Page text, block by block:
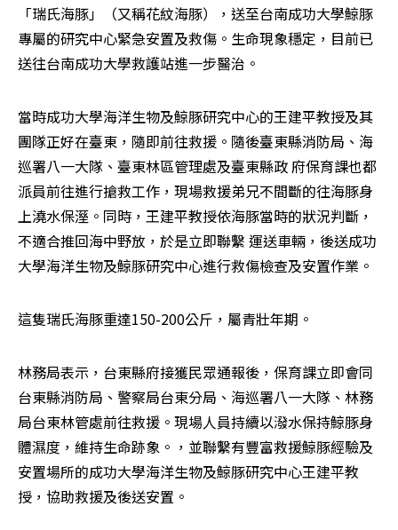
「瑞氏海豚」（又稱花紋海豚），送至台南成功大學鯨豚
專屬的研究中心緊急安置及救傷。生命現象穩定，目前已
送往台南成功大學救護站進一步醫治。
當時成功大學海洋生物及鯨豚研究中心的王建平教授及其
團隊正好在臺東，隨即前往救援。隨後臺東縣消防局、海
巡署八一大隊、臺東林區管理處及臺東縣政 府保育課也都
派員前往進行搶救工作，現場救援弟兄不間斷的往海豚身
上澆水保溼。同時，王建平教授依海豚當時的狀況判斷，
不適合推回海中野放，於是立即聯繫 運送車輛，後送成功
大學海洋生物及鯨豚研究中心進行救傷檢查及安置作業。
這隻瑞氏海豚重達150-200公斤，屬青壯年期。
林務局表示，台東縣府接獲民眾通報後，保育課立即會同
台東縣消防局、警察局台東分局、海巡署八一大隊、林務
局台東林管處前往救援。現場人員持續以潑水保持鯨豚身
體濕度，維持生命跡象。，並聯繫有豐富救援鯨豚經驗及
安置場所的成功大學海洋生物及鯨豚研究中心王建平教
授，協助救援及後送安置。